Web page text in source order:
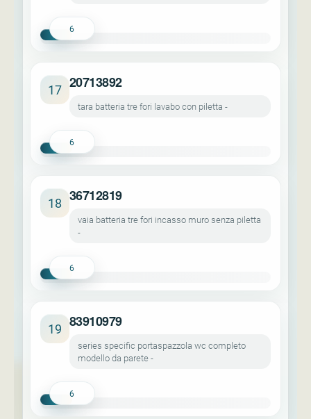
6
17 20713892
tara batteria tre fori lavabo con piletta -
6
18 36712819
vaia batteria tre fori incasso muro senza piletta
-
6
19 83910979
series specific portaspazzola wc completo
modello da parete -
6